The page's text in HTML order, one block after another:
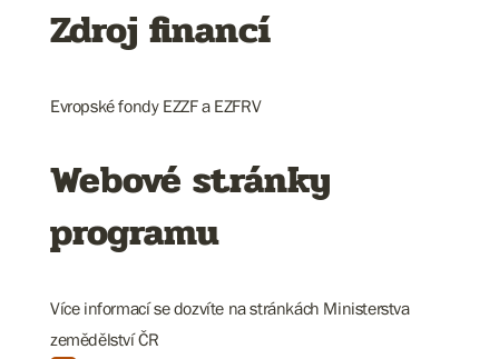
Zdroj financí
Evropské fondy EZZF a EZFRV
Webové stránky
programu
Více informací se dozvíte na stránkách Ministerstva
zemědělství ČR